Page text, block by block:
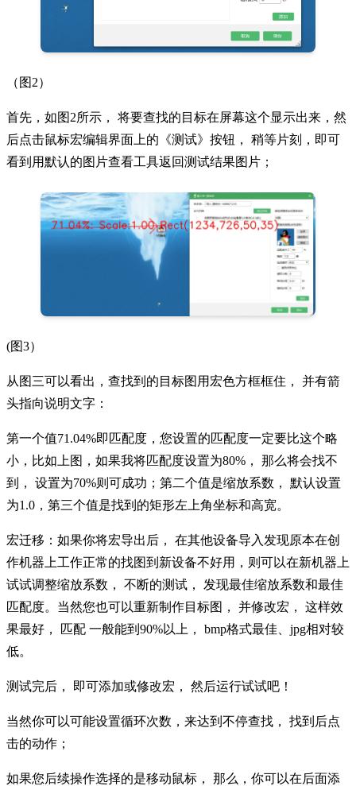
（ 图2）
首先，如图2所示， 将要查找的目标在屏幕这个显示出来，然
后点击鼠标宏编辑界面上的《测试》按钮， 稍等片刻，即可
看到用默认的图片查看工具返回测试结果图片；
(图3）
从图三可以看出，查找到的目标图用宏色方框框住，
并有箭
头指向说明文字：
第一个值71.04%即匹配度，您设置的匹配度一定要比这个略
小，比如上图，如果我将匹配度设置为80%， 那么将会找不
到， 设置为70%则可成功；第二个值是缩放系数， 默认设置
为1.0，第三个值是找到的矩形左上角坐标和高宽。
宏迁移： 如果你将宏导出后，
在其他设备导入发现原本在创
作机器上工作正常的找图到新设备不好用，则可以在新机器上
试试调整缩放系数，
不断的测试，
发现最佳缩放系数和最佳
匹配度。当然您也可以重新制作目标图，
并修改宏，
这样效
果最好，
匹配 一般能到 90%以上， bmp格式最佳、jpg相对较
低。
测试完后， 即可添加或修改宏， 然后运行试试吧！
当然你可以可能设置循环次数，来达到不停查找，
找到后点
击的动作；
如果您后续操作选择的是移动鼠标，
那么，你可以在后面添